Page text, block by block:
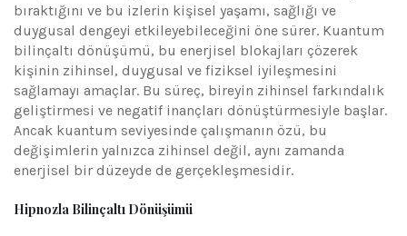
bıraktığını ve bu izlerin kişisel yaşamı, sağlığı ve
duygusal dengeyi etkileyebileceğini öne sürer. Kuantum
bilinçaltı dönüşümü, bu enerjisel blokajları çözerek
kişinin zihinsel, duygusal ve fiziksel iyileşmesini
sağlamayı amaçlar. Bu süreç, bireyin zihinsel farkındalık
geliştirmesi ve negatif inançları dönüştürmesiyle başlar.
Ancak kuantum seviyesinde çalışmanın özü, bu
değişimlerin yalnızca zihinsel değil, aynı zamanda
enerjisel bir düzeyde de gerçekleşmesidir.
Hipnozla Bilinçaltı Dönüşümü